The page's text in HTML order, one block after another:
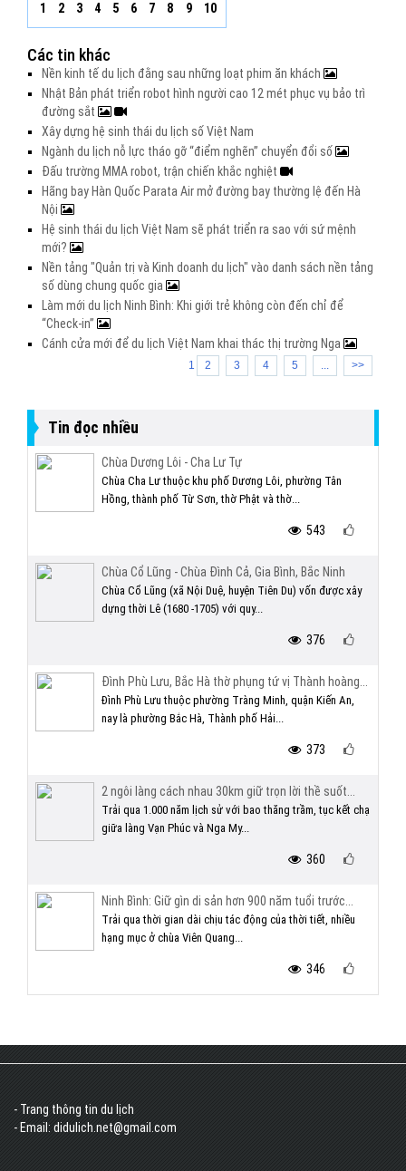
1 2 3 4 5 6 7 8 9 10
Các tin khác
Nền kinh tế du lịch đằng sau những loạt phim ăn khách
Nhật Bản phát triển robot hình người cao 12 mét phục vụ bảo trì
đường sắt
Xây dựng hệ sinh thái du lịch số Việt Nam
Ngành du lịch nỗ lực tháo gỡ “điểm nghẽn” chuyển đổi số
Đấu trường MMA robot, trận chiến khắc nghiệt
Hãng bay Hàn Quốc Parata Air mở đường bay thường lệ đến Hà
Nội
Hệ sinh thái du lịch Việt Nam sẽ phát triển ra sao với sứ mệnh
mới?
Nền tảng "Quản trị và Kinh doanh du lịch" vào danh sách nền tảng
số dùng chung quốc gia
Làm mới du lịch Ninh Bình: Khi giới trẻ không còn đến chỉ để
“Check-in”
Cánh cửa mới để du lịch Việt Nam khai thác thị trường Nga
1 2 3 4 5 ... >>
Tin đọc nhiều
Chùa Dương Lôi - Cha Lư Tự
Chùa Cha Lư thuộc khu phố Dương Lôi, phường Tân
Hồng, thành phố Từ Sơn, thờ Phật và thờ...
543
Chùa Cổ Lũng - Chùa Đình Cả, Gia Bình, Bắc Ninh
Chùa Cổ Lũng (xã Nội Duệ, huyện Tiên Du) vốn được xây
dựng thời Lê (1680 -1705) với quy...
376
Đình Phù Lưu, Bắc Hà thờ phụng tứ vị Thành hoàng...
Đình Phù Lưu thuộc phường Tràng Minh, quận Kiến An,
nay là phường Bắc Hà, Thành phố Hải...
373
2 ngôi làng cách nhau 30km giữ trọn lời thề suốt...
Trải qua 1.000 năm lịch sử với bao thăng trầm, tục kết chạ
giữa làng Vạn Phúc và Nga My...
360
Ninh Bình: Giữ gìn di sản hơn 900 năm tuổi trước...
Trải qua thời gian dài chịu tác động của thời tiết, nhiều
hạng mục ở chùa Viên Quang...
346
- Trang thông tin du lịch
- Email: didulich.net@gmail.com